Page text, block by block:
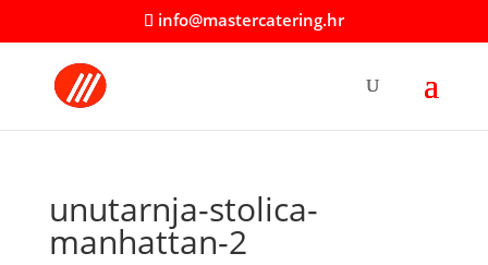
info@mastercatering.hr
unutarnja-stolica-
manhattan-2